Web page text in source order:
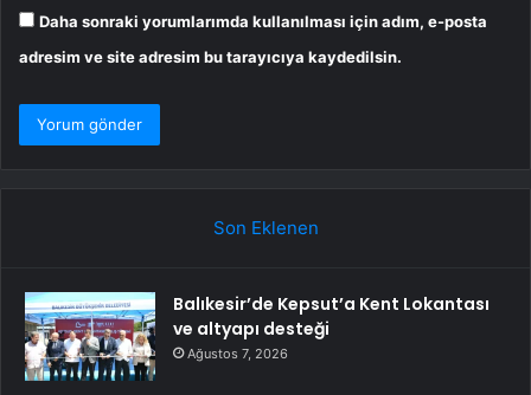
Daha sonraki yorumlarımda kullanılması için adım, e-posta
adresim ve site adresim bu tarayıcıya kaydedilsin.
Son Eklenen
Balıkesir’de Kepsut’a Kent Lokantası
ve altyapı desteği
Ağustos 7, 2026